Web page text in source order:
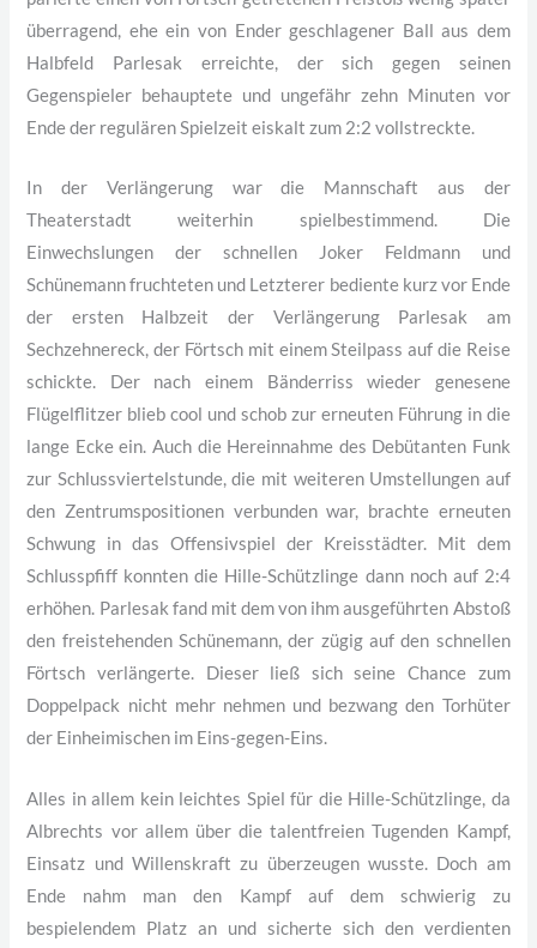
überragend, ehe ein von Ender geschlagener Ball aus dem
Halbfeld Parlesak erreichte, der sich gegen seinen
Gegenspieler behauptete und ungefähr zehn Minuten vor
Ende der regulären Spielzeit eiskalt zum 2:2 vollstreckte.
In der Verlängerung war die Mannschaft aus der
Theaterstadt weiterhin spielbestimmend. Die
Einwechslungen der schnellen Joker Feldmann und
Schünemann fruchteten und Letzterer bediente kurz vor Ende
der ersten Halbzeit der Verlängerung Parlesak am
Sechzehnereck, der Förtsch mit einem Steilpass auf die Reise
schickte. Der nach einem Bänderriss wieder genesene
Flügelflitzer blieb cool und schob zur erneuten Führung in die
lange Ecke ein. Auch die Hereinnahme des Debütanten Funk
zur Schlussviertelstunde, die mit weiteren Umstellungen auf
den Zentrumspositionen verbunden war, brachte erneuten
Schwung in das Offensivspiel der Kreisstädter. Mit dem
Schlusspfiff konnten die Hille-Schützlinge dann noch auf 2:4
erhöhen. Parlesak fand mit dem von ihm ausgeführten Abstoß
den freistehenden Schünemann, der zügig auf den schnellen
Förtsch verlängerte. Dieser ließ sich seine Chance zum
Doppelpack nicht mehr nehmen und bezwang den Torhüter
der Einheimischen im Eins-gegen-Eins.
Alles in allem kein leichtes Spiel für die Hille-Schützlinge, da
Albrechts vor allem über die talentfreien Tugenden Kampf,
Einsatz und Willenskraft zu überzeugen wusste. Doch am
Ende nahm man den Kampf auf dem schwierig zu
bespielendem Platz an und sicherte sich den verdienten